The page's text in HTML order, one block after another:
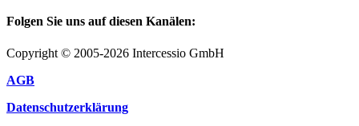
Folgen Sie uns auf diesen Kanälen:
Copyright © 2005-2026 Intercessio GmbH
AGB
Datenschutzerklärung